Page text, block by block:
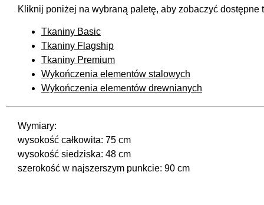
Kliknij poniżej na wybraną paletę, aby zobaczyć dostępne
Tkaniny Basic
Tkaniny Flagship
Tkaniny Premium
Wykończenia elementów stalowych
Wykończenia elementów drewnianych
Wymiary:
wysokość całkowita: 75 cm
wysokość siedziska: 48 cm
szerokość w najszerszym punkcie: 90 cm